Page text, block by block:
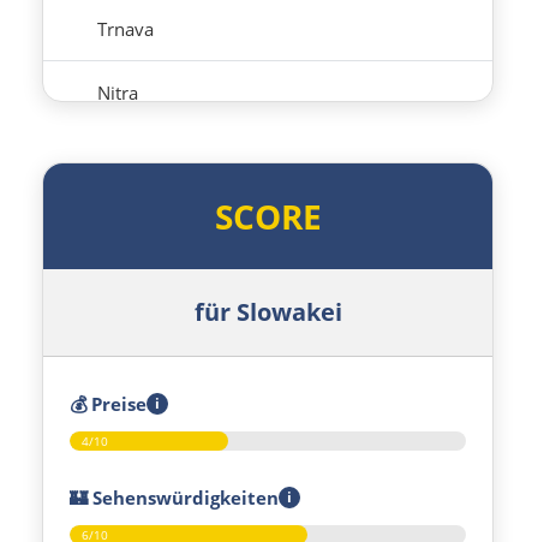
Trnava
Nitra
Jászberény
SCORE
für Slowakei
💰Preise i
4/10
🏰Sehenswürdigkeiten i
6/10